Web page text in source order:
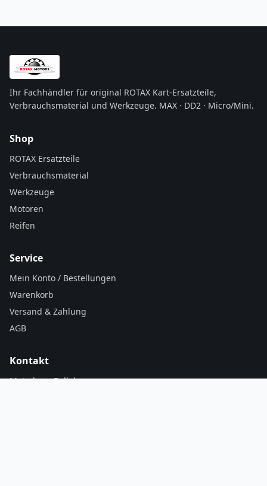
Ihr Fachhändler für original ROTAX Kart-Ersatzteile,
Verbrauchsmaterial und Werkzeuge. MAX · DD2 · Micro/Mini.
Shop
ROTAX Ersatzteile
Verbrauchsmaterial
Werkzeuge
Motoren
Reifen
Service
Mein Konto / Bestellungen
Warenkorb
Versand & Zahlung
AGB
Kontakt
Motodrom Belleben